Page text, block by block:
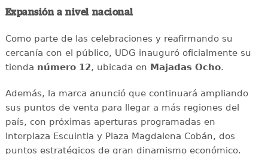
Expansión a nivel nacional
Como parte de las celebraciones y reafirmando su
cercanía con el público, UDG inauguró oficialmente su
tienda número 12, ubicada en Majadas Ocho.
Además, la marca anunció que continuará ampliando
sus puntos de venta para llegar a más regiones del
país, con próximas aperturas programadas en
Interplaza Escuintla y Plaza Magdalena Cobán, dos
puntos estratégicos de gran dinamismo económico.